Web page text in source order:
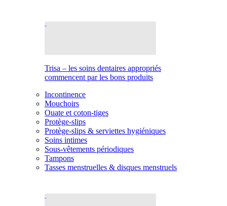
Trisa – les soins dentaires appropriés
commencent par les bons produits
Incontinence
Mouchoirs
Ouate et coton-tiges
Protège-slips
Protège-slips & serviettes hygiéniques
Soins intimes
Sous-vêtements périodiques
Tampons
Tasses menstruelles & disques menstruels